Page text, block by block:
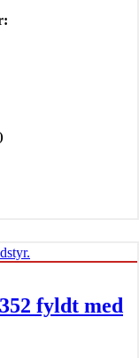
fyldt med